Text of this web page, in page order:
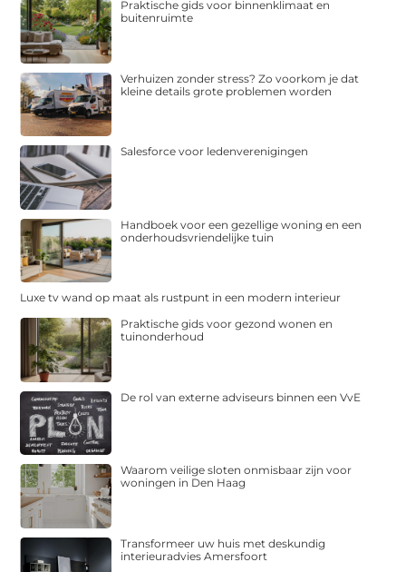
Praktische gids voor binnenklimaat en
buitenruimte
Verhuizen zonder stress? Zo voorkom je dat
kleine details grote problemen worden
Salesforce voor ledenverenigingen
Handboek voor een gezellige woning en een
onderhoudsvriendelijke tuin
Luxe tv wand op maat als rustpunt in een modern interieur
Praktische gids voor gezond wonen en
tuinonderhoud
De rol van externe adviseurs binnen een VvE
Waarom veilige sloten onmisbaar zijn voor
woningen in Den Haag
Transformeer uw huis met deskundig
interieuradvies Amersfoort